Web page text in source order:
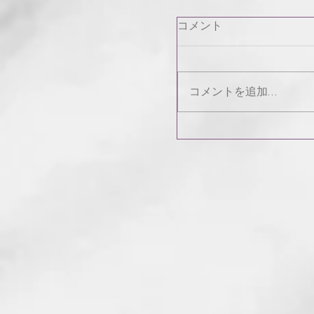
コメント
コメントを追加…